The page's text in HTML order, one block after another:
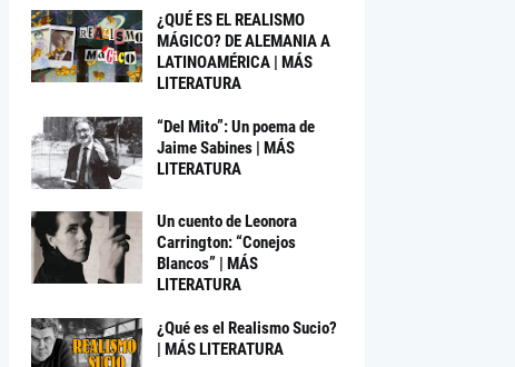
¿QUÉ ES EL REALISMO
MÁGICO? DE ALEMANIA A
LATINOAMÉRICA | MÁS
LITERATURA
“Del Mito”: Un poema de
Jaime Sabines | MÁS
LITERATURA
Un cuento de Leonora
Carrington: “Conejos
Blancos” | MÁS
LITERATURA
¿Qué es el Realismo Sucio?
| MÁS LITERATURA